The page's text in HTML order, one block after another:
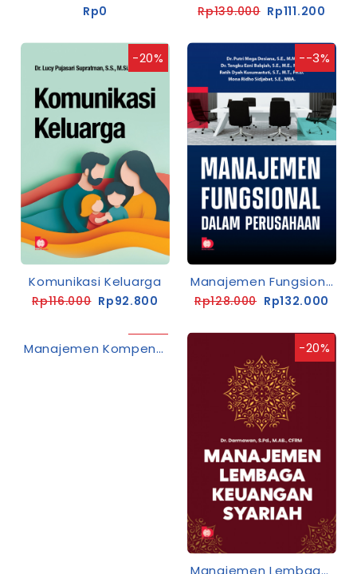
Rp0 Rp139.000 Rp111.200
-20%
Komunikasi Keluarga
Rp116.000 Rp92.800
--3%
Manajemen Fungsional Dalam Perusahaan
Rp128.000 Rp132.000
-20% -20%
Manajemen Lembaga Keuangan Syariah